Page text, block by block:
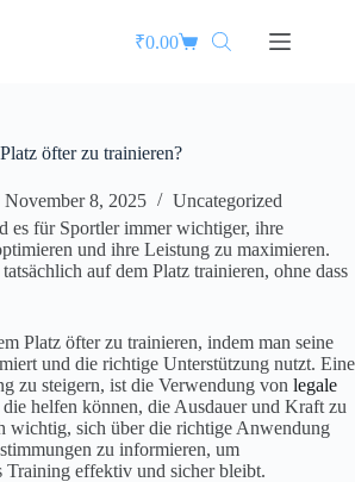
₹0.00
öfter zu trainieren?
November 8, 2025
Uncategorized
es für Sportler immer wichtiger, ihre
und ihre Leistung zu maximieren.
auf dem Platz trainieren, ohne dass
Platz öfter zu trainieren, indem man seine
und die richtige Unterstützung nutzt. Eine
zu steigern, ist die Verwendung von legale
die helfen können, die Ausdauer und Kraft zu
wichtig, sich über die richtige Anwendung
zu informieren, um
Training effektiv und sicher bleibt.